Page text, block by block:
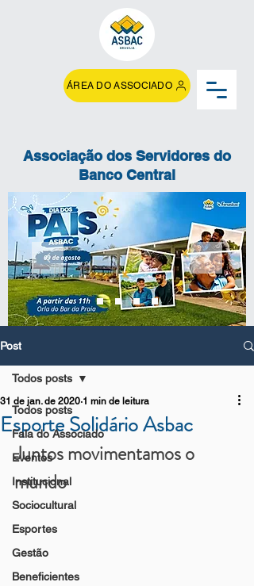
ÁREA DO ASSOCIADO
Associação dos Servidores do
Banco Central
Post
Todos posts
Fala do Associado
Eventos
Institucional
Sociocultural
Esportes
Gestão
Beneficientes
Todos posts
Esporte Solidário Asbac
31 de jan. de 2020 1 min de leitura
Juntos movimentamos o
mundo